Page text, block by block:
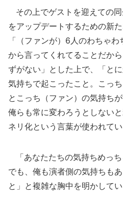
その上でゲストを迎えての
をアップデートするための新
「（ファンが）6人のわちゃ
から言ってくれてることだか
ずがない」とした上で、「と
気持ちで起こったこと。こっ
とこっち（ファン）の気持ち
俺らも常に変わろうとしない
ネリ化という言葉が使われて
「あなたたちの気持ちめっち
でも、俺も演者側の気持ちも
と」と複雑な胸中を明かしてい